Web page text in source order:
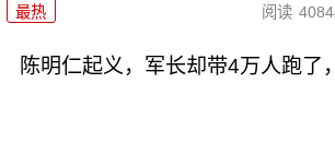
最热 阅读
陈明仁起义，军长却带4万人跑了